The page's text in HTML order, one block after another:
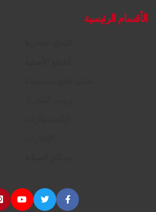
الأقسام الرئيسية